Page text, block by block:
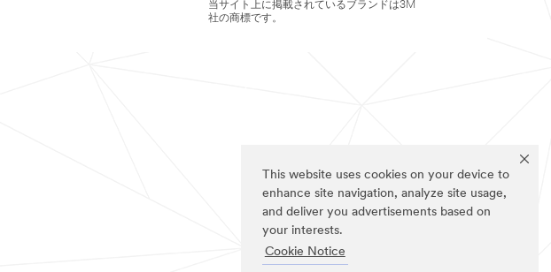
This website uses cookies on your device to
enhance site navigation, analyze site usage,
and deliver you advertisements based on
your interests.
Cookie Notice
当サイト上に掲載されているブランドは3M
社の商標です。